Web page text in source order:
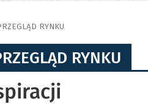
RYNKU
RYNKU